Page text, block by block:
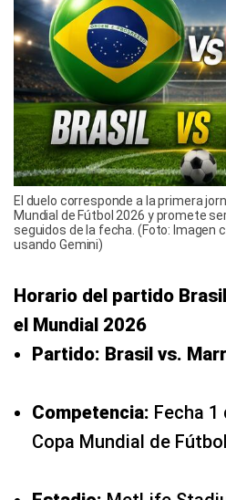
El duelo corresponde a la primera
Mundial de Fútbol 2026 y promete
seguidos de la fecha. (Foto: Imagen
usando Gemini)
Horario del partido
el Mundial 2026
Partido: Brasil vs.
Competencia: Fecha 1
Copa Mundial de